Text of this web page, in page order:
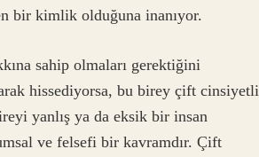
bir kimlik olduğuna inanıyor.
sahip olmaları gerektiğini
hissediyorsa, bu birey çift cinsiyetli
yanlış ya da eksik bir insan
ve felsefi bir kavramdır. Çift